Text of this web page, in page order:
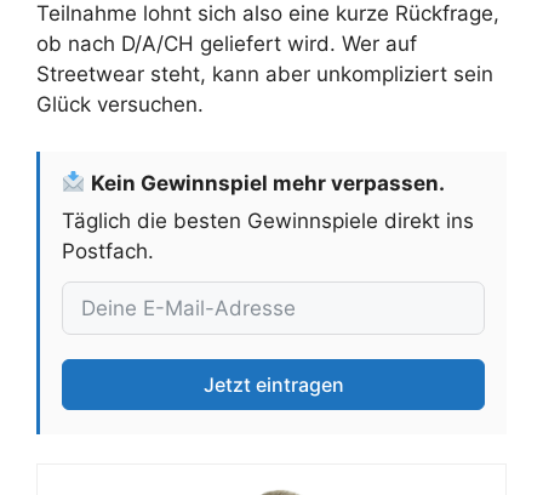
Teilnahme lohnt sich also eine kurze Rückfrage,
ob nach D/A/CH geliefert wird. Wer auf
Streetwear steht, kann aber unkompliziert sein
Glück versuchen.
Kein Gewinnspiel mehr verpassen.
Täglich die besten Gewinnspiele direkt ins
Postfach.
Jetzt eintragen